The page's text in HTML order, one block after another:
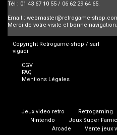
Tél : 01 43 67 10 55 / 06 62 29 64 65.
Email : webmaster@retrogame-
Merci de votre visite et bonne navigation.
Copyright Retrogame-shop / sarl
vigadi
CGV
FAQ
Mentions Légales
Jeux video retro Retrogaming
Nintendo
Jeux Super
Arcade
Vente jeux